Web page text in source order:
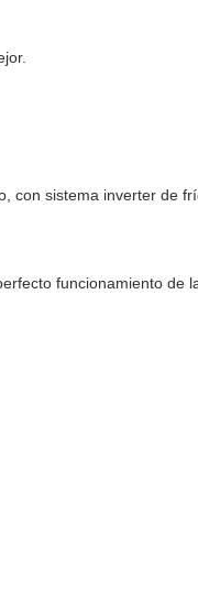
con sistema inverter de
funcionamiento de